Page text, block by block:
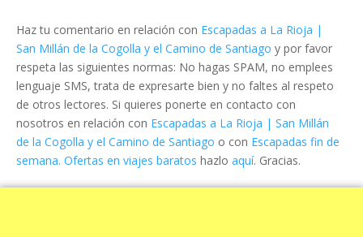
Haz tu comentario en relación con Escapadas a La Rioja |
San Millán de la Cogolla y el Camino de Santiago y por favor
respeta las siguientes normas: No hagas SPAM, no emplees
lenguaje SMS, trata de expresarte bien y no faltes al respeto
de otros lectores. Si quieres ponerte en contacto con
nosotros en relación con Escapadas a La Rioja | San Millán
de la Cogolla y el Camino de Santiago o con Escapadas fin de
semana. Ofertas en viajes baratos hazlo aquí. Gracias.